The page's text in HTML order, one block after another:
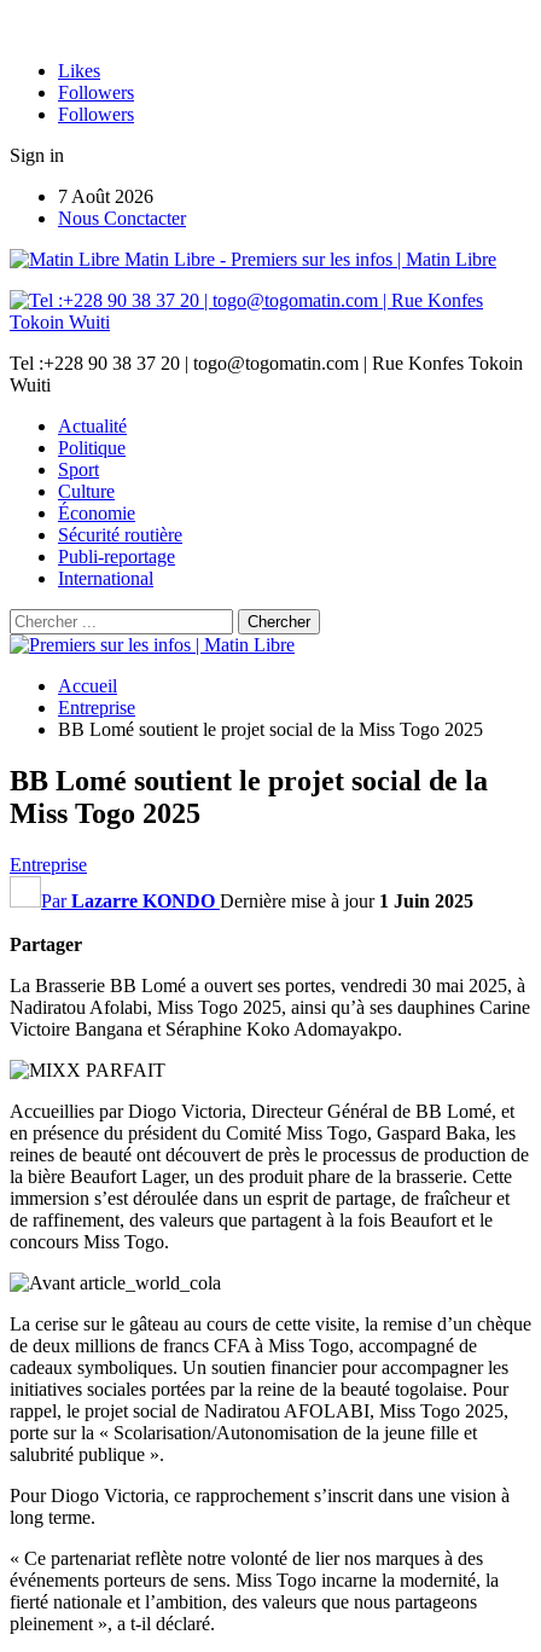
Likes
Followers
Followers
Sign in
7 Août 2026
Nous Conctacter
Matin Libre - Premiers sur les infos | Matin Libre
Tel :+228 90 38 37 20 | togo@togomatin.com | Rue Konfes Tokoin
Wuiti
Actualité
Politique
Sport
Culture
Économie
Sécurité routière
Publi-reportage
International
Accueil
Entreprise
BB Lomé soutient le projet social de la Miss Togo 2025
BB Lomé soutient le projet social de la
Miss Togo 2025
Entreprise
ParLazarre KONDO Dernière mise à jour 1 Juin 2025
Partager
La Brasserie BB Lomé a ouvert ses portes, vendredi 30 mai 2025, à
Nadiratou Afolabi, Miss Togo 2025, ainsi qu’à ses dauphines Carine
Victoire Bangana et Séraphine Koko Adomayakpo.
Accueillies par Diogo Victoria, Directeur Général de BB Lomé, et
en présence du président du Comité Miss Togo, Gaspard Baka, les
reines de beauté ont découvert de près le processus de production de
la bière Beaufort Lager, un des produit phare de la brasserie. Cette
immersion s’est déroulée dans un esprit de partage, de fraîcheur et
de raffinement, des valeurs que partagent à la fois Beaufort et le
concours Miss Togo.
La cerise sur le gâteau au cours de cette visite, la remise d’un chèque
de deux millions de francs CFA à Miss Togo, accompagné de
cadeaux symboliques. Un soutien financier pour accompagner les
initiatives sociales portées par la reine de la beauté togolaise. Pour
rappel, le projet social de Nadiratou AFOLABI, Miss Togo 2025,
porte sur la « Scolarisation/Autonomisation de la jeune fille et
salubrité publique ».
Pour Diogo Victoria, ce rapprochement s’inscrit dans une vision à
long terme.
« Ce partenariat reflète notre volonté de lier nos marques à des
événements porteurs de sens. Miss Togo incarne la modernité, la
fierté nationale et l’ambition, des valeurs que nous partageons
pleinement », a t-il déclaré.